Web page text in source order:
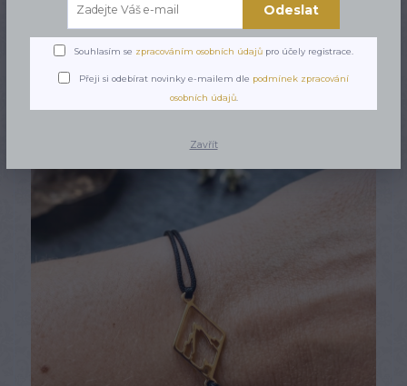
Odeslat
Souhlasím se zpracováním osobních údajů pro účely registrace.
Přeji si odebírat novinky e-mailem dle podmínek zpracování
osobních údajů.
Zavřít